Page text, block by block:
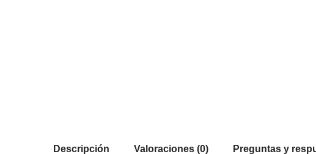
Descripción Valoraciones (0) Preguntas y